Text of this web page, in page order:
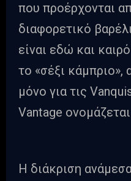
που προέρχονται
διαφορετικό
είναι εδώ και
το «σέξι κάμπριο»,
μόνο για τις
Vantage
Η διάκριση